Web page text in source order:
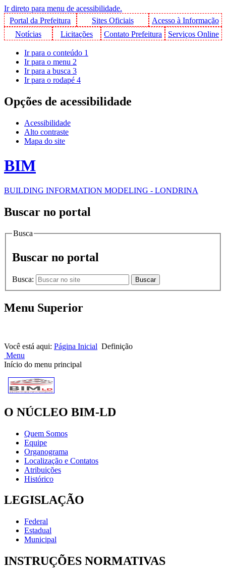
Ir direto para menu de acessibilidade.
Portal da Prefeitura
Sites Oficiais
Acesso à Informação
Notícias
Licitações Contato Prefeitura Serviços Online
Ir para o conteúdo 1
Ir para o menu 2
Ir para a busca 3
Ir para o rodapé 4
Opções de acessibilidade
Acessibilidade
Alto contraste
Mapa do site
BIM
BUILDING INFORMATION MODELING - LONDRINA
Buscar no portal
Busca
Buscar no portal
Busca: Buscar
Menu Superior
Você está aqui: Página Inicial Definição
Menu
Início do menu principal
O NÚCLEO BIM-LD
Quem Somos
Equipe
Organograma
Localização e Contatos
Atribuições
Histórico
LEGISLAÇÃO
Federal
Estadual
Municipal
INSTRUÇÕES NORMATIVAS